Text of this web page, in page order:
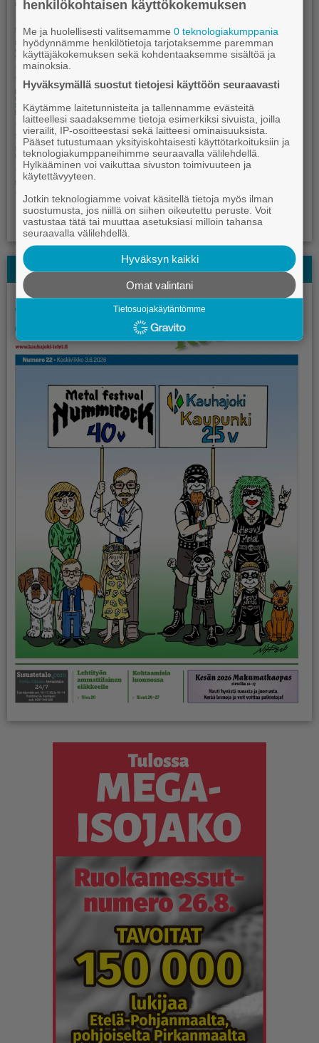
Kauhajoki-lehden Kesälehti
henkilökohtaisen käyttökokemuksen
Me ja huolellisesti valitsemamme0 teknologiakumppania
hyödynnämme henkilötietoja tarjotaksemme paremman
käyttäjäkokemuksen sekä kohdentaaksemme sisältöä ja
mainoksia.
Hyväksymällä suostut tietojesi käyttöön seuraavasti
Käytämme laitetunnisteita ja tallennamme evästeitä
laitteellesi saadaksemme tietoja esimerkiksi sivuista, joilla
vierailit, IP-osoitteestasi sekä laitteesi ominaisuuksista.
Pääset tutustumaan yksityiskohtaisesti käyttötarkoituksiin ja
teknologiakumppaneihimme seuraavalla välilehdellä.
Hylkääminen voi vaikuttaa sivuston toimivuuteen ja
käytettävyyteen.
Jotkin teknologiamme voivat käsitellä tietoja myös ilman
suostumusta, jos niillä on siihen oikeutettu peruste. Voit
vastustaa tätä tai muuttaa asetuksiasi milloin tahansa
seuraavalla välilehdellä.
Hyväksyn kaikki
Omat valintani
Tietosuojakäytäntömme